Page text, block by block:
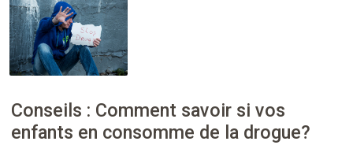
Conseils : Comment savoir si vos
enfants en consomme de la drogue?